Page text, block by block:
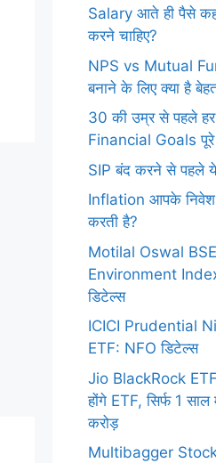
Salary आते ही पैसे
करने चाहिए?
NPS vs Mutual
बनाने के लिए क्या है
30 की उम्र से पहले हर
Financial Goals पूरे
SIP बंद करने से पहले
Inflation आपके निवेश
करती है?
Motilal Oswal
Environment
डिटेल्स
ICICI Prudential
ETF: NFO डिटेल्स
Jio BlackRock
होंगे ETF, सिर्फ 1
करोड़
Multibagger